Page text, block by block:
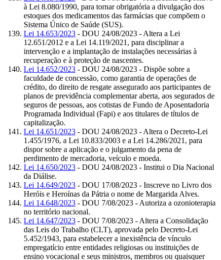
à Lei 8.080/1990, para tornar obrigatória a divulgação dos
estoques dos medicamentos das farmácias que compõem o
Sistema Único de Saúde (SUS).
Lei 14.653/2023 - DOU 24/08/2023 - Altera a Lei
12.651/2012 e a Lei 14.119/2021, para disciplinar a
intervenção e a implantação de instalações necessárias à
recuperação e à proteção de nascentes.
Lei 14.652/2023 - DOU 24/08/2023 - Dispõe sobre a
faculdade de concessão, como garantia de operações de
crédito, do direito de resgate assegurado aos participantes de
planos de previdência complementar aberta, aos segurados de
seguros de pessoas, aos cotistas de Fundo de Aposentadoria
Programada Individual (Fapi) e aos titulares de títulos de
capitalização.
Lei 14.651/2023 - DOU 24/08/2023 - Altera o Decreto-Lei
1.455/1976, a Lei 10.833/2003 e a Lei 14.286/2021, para
dispor sobre a aplicação e o julgamento da pena de
perdimento de mercadoria, veículo e moeda.
Lei 14.650/2023 - DOU 24/08/2023 - Institui o Dia Nacional
da Diálise.
Lei 14.649/2023 - DOU 17/08/2023 - Inscreve no Livro dos
Heróis e Heroínas da Pátria o nome de Margarida Alves.
Lei 14.648/2023 - DOU 7/08/2023 - Autoriza a ozonioterapia
no território nacional.
Lei 14.647/2023 - DOU 7/08/2023 - Altera a Consolidação
das Leis do Trabalho (CLT), aprovada pelo Decreto-Lei
5.452/1943, para estabelecer a inexistência de vínculo
empregatício entre entidades religiosas ou instituições de
ensino vocacional e seus ministros, membros ou quaisquer